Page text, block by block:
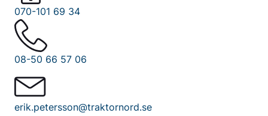
070-101 69 34
08-50 66 57 06
erik.petersson@traktornord.se